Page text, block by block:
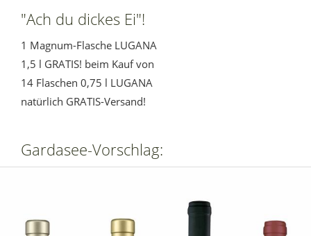
"Ach du dickes Ei"!
1 Magnum-Flasche LUGANA
1,5 l GRATIS! beim Kauf von
14 Flaschen 0,75 l LUGANA
natürlich GRATIS-Versand!
Gardasee-Vorschlag: